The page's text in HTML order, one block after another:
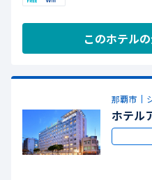
このホテル
那覇市
ホテル